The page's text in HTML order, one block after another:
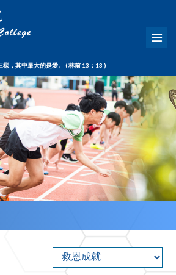
，其中最大的是愛。 ( 林前 13：13 )